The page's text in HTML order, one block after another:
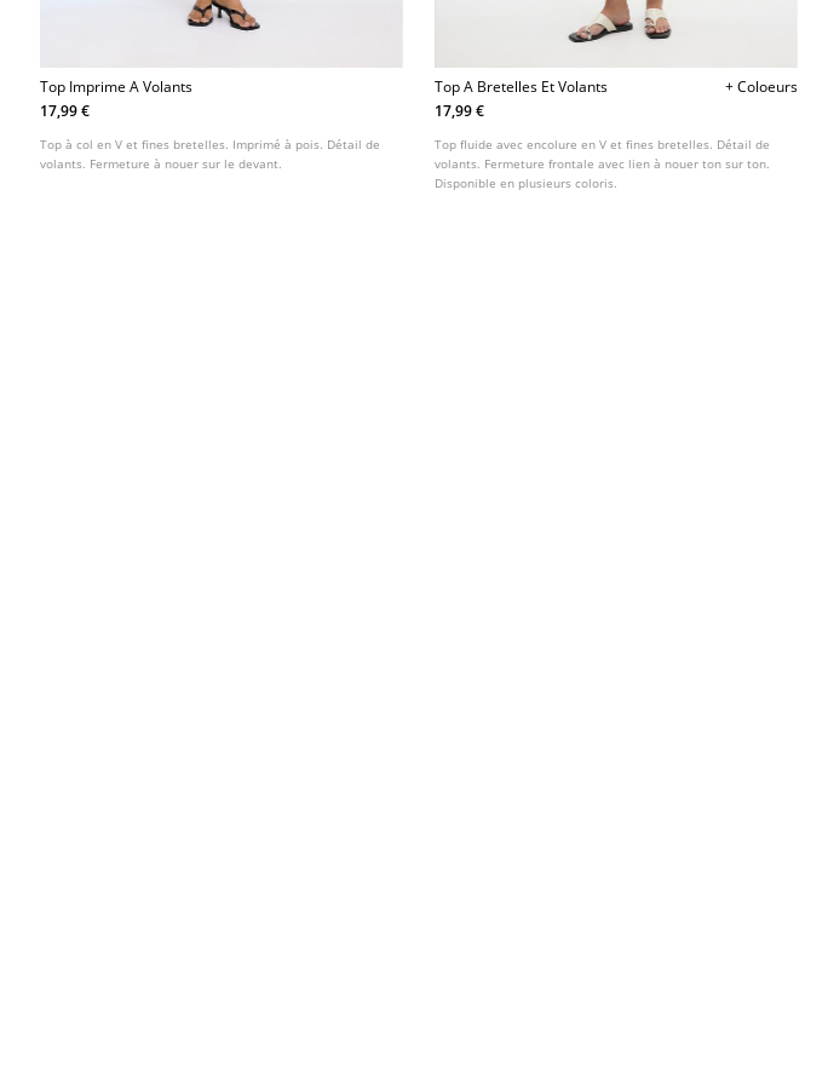
Top Imprime A Volants
17,99 €
Top à col en V et fines bretelles. Imprimé à pois. Détail de
volants. Fermeture à nouer sur le devant.
Top A Bretelles Et Volants
+ Coloeurs
17,99 €
Top fluide avec encolure en V et fines bretelles. Détail de
volants. Fermeture frontale avec lien à nouer ton sur ton.
Disponible en plusieurs coloris.